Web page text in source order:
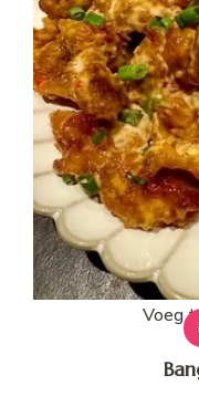
Voeg